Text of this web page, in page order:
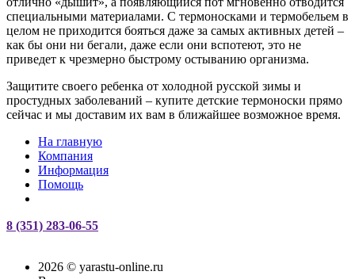
специальными материалами. С термоносками и термобельем в
целом не приходится бояться даже за самых активных детей –
как бы они ни бегали, даже если они вспотеют, это не
приведет к чрезмерно быстрому остыванию организма.
Защитите своего ребенка от холодной русской зимы и
простудных заболеваний – купите детские термоноски прямо
сейчас и мы доставим их вам в ближайшее возможное время.
На главную
Компания
Информация
Помощь
8 (351) 283-06-55
2026 © yarastu-online.ru